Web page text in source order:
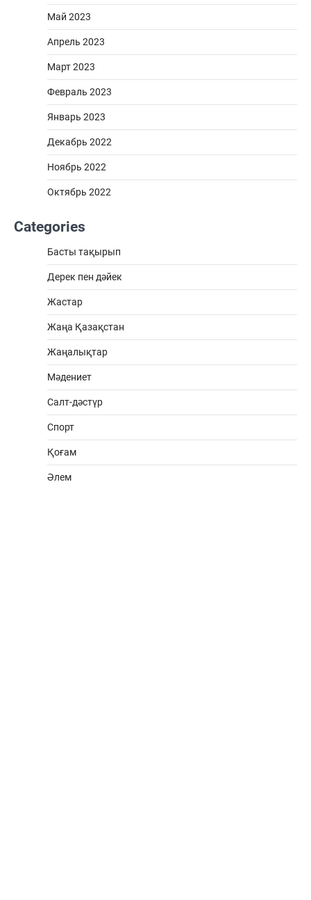
Май 2023
Апрель 2023
Март 2023
Февраль 2023
Январь 2023
Декабрь 2022
Ноябрь 2022
Октябрь 2022
Categories
Басты тақырып
Дерек пен дәйек
Жастар
Жаңа Қазақстан
Жаңалықтар
Мәдениет
Салт-дәстүр
Спорт
Қоғам
Әлем